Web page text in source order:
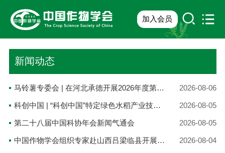
加入会员
新闻动态
马铃薯专委会 | 在河北承德开展2026年度第106期“百名科学家讲党课”主题党建活动 2026-08-06
科创中国 | “科创中国”特定绿色水稻产业技术现场观摩会在四川成都天府现代种业园举行 2026-08-05
第二十八届中国科协年会新闻气通会 2026-08-05
中国作物学会组织专家赴山西吕梁临县开展定点科技帮扶农技培训 2026-08-04